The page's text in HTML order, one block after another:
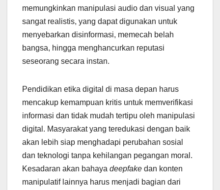
memungkinkan manipulasi audio dan visual yang
sangat realistis, yang dapat digunakan untuk
menyebarkan disinformasi, memecah belah
bangsa, hingga menghancurkan reputasi
seseorang secara instan.
Pendidikan etika digital di masa depan harus
mencakup kemampuan kritis untuk memverifikasi
informasi dan tidak mudah tertipu oleh manipulasi
digital. Masyarakat yang teredukasi dengan baik
akan lebih siap menghadapi perubahan sosial
dan teknologi tanpa kehilangan pegangan moral.
Kesadaran akan bahaya deepfake dan konten
manipulatif lainnya harus menjadi bagian dari